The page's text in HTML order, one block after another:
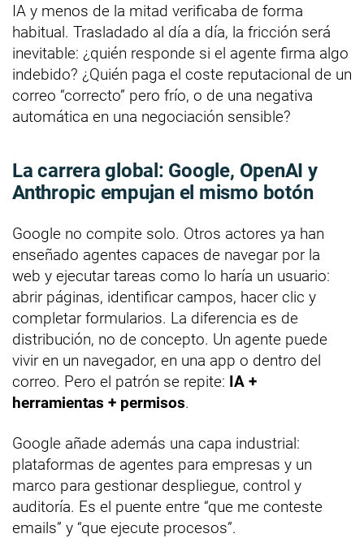
IA y menos de la mitad verificaba de forma
habitual. Trasladado al día a día, la fricción será
inevitable: ¿quién responde si el agente firma algo
indebido? ¿Quién paga el coste reputacional de un
correo “correcto” pero frío, o de una negativa
automática en una negociación sensible?
La carrera global: Google, OpenAI y
Anthropic empujan el mismo botón
Google no compite solo. Otros actores ya han
enseñado agentes capaces de navegar por la
web y ejecutar tareas como lo haría un usuario:
abrir páginas, identificar campos, hacer clic y
completar formularios. La diferencia es de
distribución, no de concepto. Un agente puede
vivir en un navegador, en una app o dentro del
correo. Pero el patrón se repite: IA +
herramientas + permisos.
Google añade además una capa industrial:
plataformas de agentes para empresas y un
marco para gestionar despliegue, control y
auditoría. Es el puente entre “que me conteste
emails” y “que ejecute procesos”.